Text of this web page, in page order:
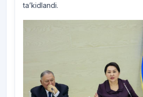
ta’kidlandi.